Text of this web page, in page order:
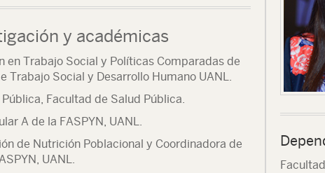
y académicas
en Trabajo Social y Políticas Comparadas de
Trabajo Social y Desarrollo Humano UANL.
Facultad de Salud Pública.
A de la FASPYN, UANL.
de Nutrición Poblacional y Coordinadora de
UANL.